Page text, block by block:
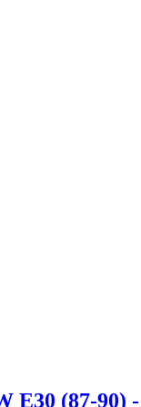
E30 (87-90)